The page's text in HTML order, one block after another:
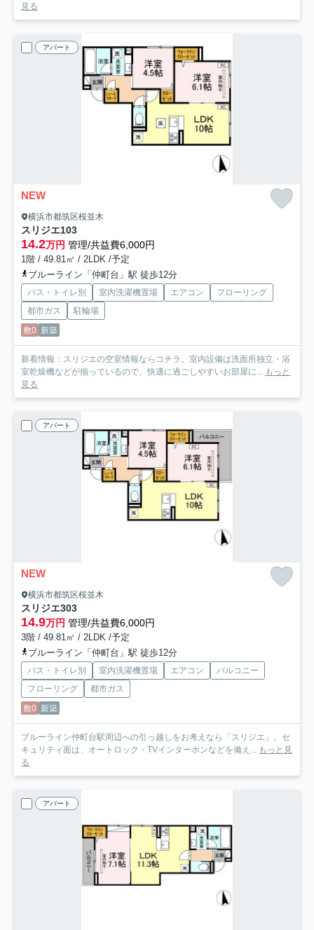
見る
アパート
NEW
横浜市都筑区桜並木
スリジエ103
14.2万円 管理/共益費6,000円
1階 / 49.81㎡ / 2LDK /予定
ブルーライン「仲町台」駅 徒歩12分
バス・トイレ別 室内洗濯機置場 エアコン
フローリング
都市ガス
駐輪場
敷0 新築
新着情報：スリジエの空室情報ならコチラ。室内設備は洗面所独立・浴
室乾燥機などが揃っているので、快適に過ごしやすいお部屋に...
もっと
見る
アパート
NEW
横浜市都筑区桜並木
スリジエ303
14.9万円 管理/共益費6,000円
3階 / 49.81㎡ / 2LDK /予定
ブルーライン「仲町台」駅 徒歩12分
バス・トイレ別 室内洗濯機置場 エアコン
バルコニー
フローリング
都市ガス
敷0 新築
ブルーライン仲町台駅周辺への引っ越しをお考えなら「スリジエ」。セ
キュリティ面は、オートロック・TVインターホンなどを備え...
もっと見
る
アパート